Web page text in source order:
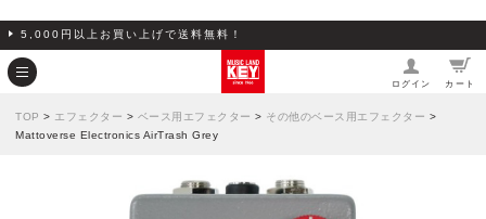
5,000円以上お買い上げで送料無料！
ログイン カート
TOP > エフェクター > ベース用エフェクター > その他のベース用エフェクター >
Mattoverse Electronics AirTrash Grey